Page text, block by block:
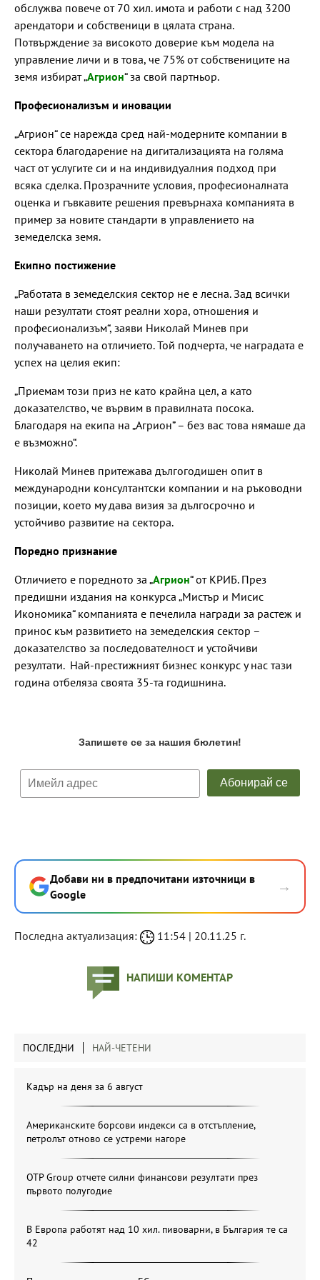
обслужва повече от 70 хил. имота и работи с над 3200
арендатори и собственици в цялата страна.
Потвърждение за високото доверие към модела на
управление личи и в това, че 75% от собствениците на
земя избират „Агрион“ за свой партньор.
Професионализъм и иновации
„Агрион“ се нарежда сред най-модерните компании в
сектора благодарение на дигитализацията на голяма
част от услугите си и на индивидуалния подход при
всяка сделка. Прозрачните условия, професионалната
оценка и гъвкавите решения превърнаха компанията в
пример за новите стандарти в управлението на
земеделска земя.
Екипно постижение
„Работата в земеделския сектор не е лесна. Зад всички
наши резултати стоят реални хора, отношения и
професионализъм“, заяви Николай Минев при
получаването на отличието. Той подчерта, че наградата е
успех на целия екип:
„Приемам този приз не като крайна цел, а като
доказателство, че вървим в правилната посока.
Благодаря на екипа на „Агрион” – без вас това нямаше да
е възможно“.
Николай Минев притежава дългогодишен опит в
международни консултантски компании и на ръководни
позиции, което му дава визия за дългосрочно и
устойчиво развитие на сектора.
Поредно признание
Отличието е поредното за „Агрион“ от КРИБ. През
предишни издания на конкурса „Мистър и Мисис
Икономика“ компанията е печелила награди за растеж и
принос към развитието на земеделския сектор –
доказателство за последователност и устойчиви
резултати. Най-престижният бизнес конкурс у нас тази
година отбеляза своята 35-та годишнина.
Добави ни в предпочитани източници в
Google
→
Последна актуализация: 11:54 | 20.11.25 г.
НАПИШИ КОМЕНТАР
ПОСЛЕДНИ НАЙ-ЧЕТЕНИ
Кадър на деня за 6 август
Американските борсови индекси са в отстъпление,
петролът отново се устреми нагоре
OTP Group отчете силни финансови резултати през
първото полугодие
В Европа работят над 10 хил. пивоварни, в България те са
42